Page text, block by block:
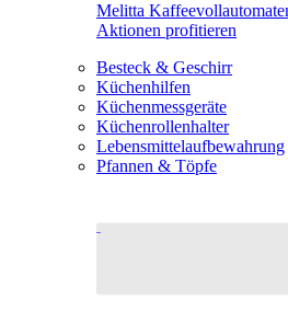
Melitta
Aktionen profitieren
Besteck & Geschirr
Küchenhilfen
Küchenmessgeräte
Küchenrollenhalter
Lebensmittelaufbewahrung
Pfannen & Töpfe